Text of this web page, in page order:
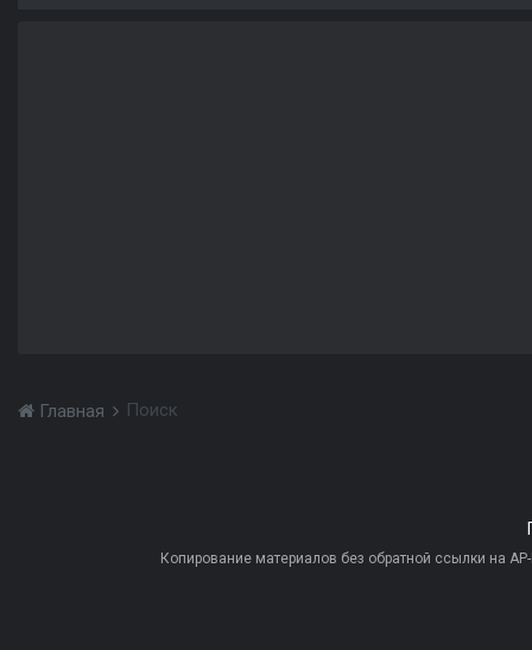
Главная Поиск
Копирование материалов без обратной ссылки на